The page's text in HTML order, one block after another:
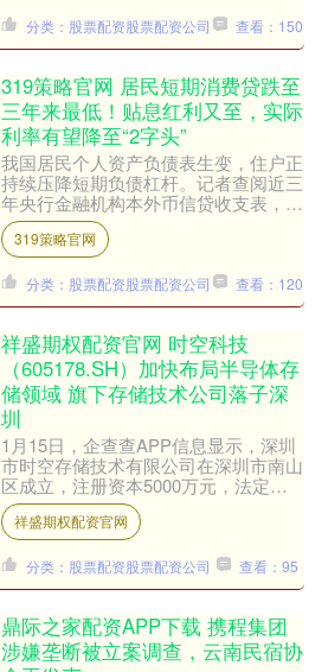
分类：股票配资股票配资公司 查看：150
319策略官网 居民短期消费贷跌至
三年来最低！贴息红利又至，实际
利率有望降至“2字头”
我国居民个人资产负债表生变，住户正
持续压降短期负债杠杆。记者查阅近三
年央行金融机构本外币信贷收支表，发
现2025年末的住户短期消费贷和短期
经营贷余额都较上年萎缩....
319策略官网
分类：股票配资股票配资公司 查看：120
祥盛期权配资官网 时空科技
（605178.SH）加快布局半导体存
储领域 旗下存储技术公司落子深
圳
1月15日，企查查APP信息显示，深圳
市时空存储技术有限公司在深圳市南山
区成立，注册资本5000万元，法定代
表人为陈念。股权结构显示，该公司由
时空存储（深圳）半....
祥盛期权配资官网
分类：股票配资股票配资公司 查看：95
鼎际之家配资APP下载 携程集团
涉嫌垄断被立案调查，云南民宿协